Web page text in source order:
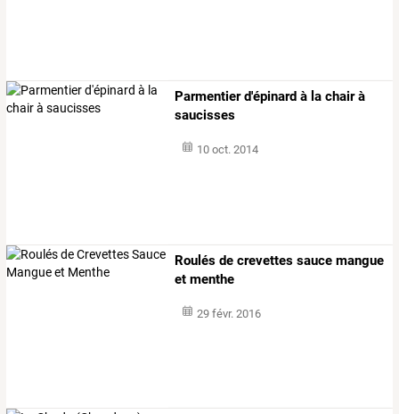
Parmentier d'épinard à la chair à
saucisses
10 oct. 2014
Roulés de crevettes sauce mangue
et menthe
29 févr. 2016